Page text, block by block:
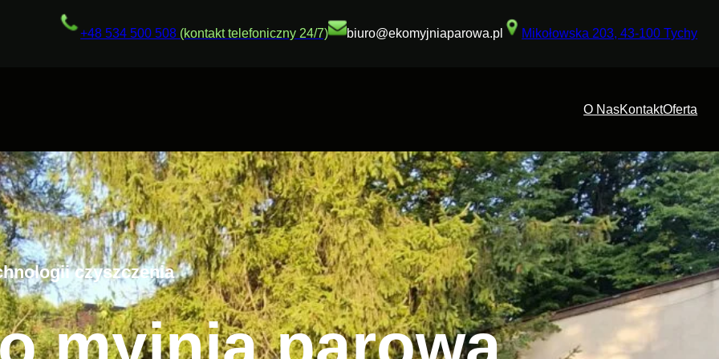
+48 534 500 508 (kontakt telefoniczny 24/7) biuro@ekomyjniaparowa.pl Mikołowska 203, 43-100 Tychy
O NasKontaktOferta
czyszczenia